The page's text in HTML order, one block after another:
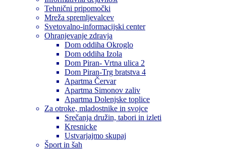
Tehnični pripomočki
Mreža spremljevalcev
Svetovalno-informacijski center
Ohranjevanje zdravja
Dom oddiha Okroglo
Dom oddiha Izola
Dom Piran- Vrtna ulica 2
Dom Piran-Trg bratstva 4
Apartma Červar
Apartma Simonov zaliv
Apartma Dolenjske toplice
Za otroke, mladostnike in svojce
Srečanja družin, tabori in izleti
Kresnicke
Ustvarjajmo skupaj
Šport in šah